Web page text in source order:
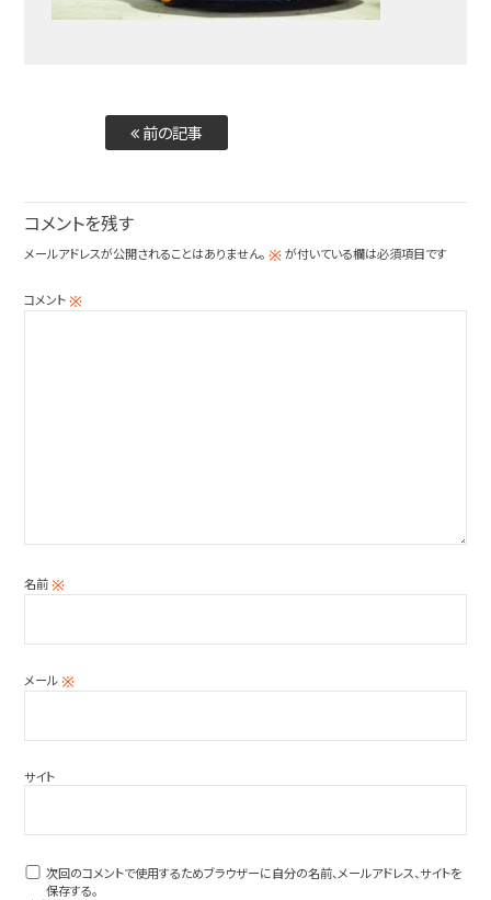
前の記事
コメントを残す
メールアドレスが公開されることはありません。 ※が付いている欄は必須項目です
コメント※
名前※
メール※
サイト
次回のコメントで使用するためブラウザーに自分の名前、メールアドレス、サイトを
保存する。